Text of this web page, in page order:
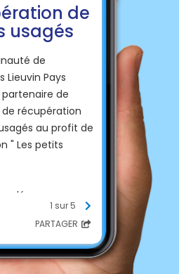
de
usagés
de
Lieuvin Pays
de
récupération
au profit de
" Les petits
déposer vos
à la mairie aux
habituels.
1 sur 5
PARTAGER